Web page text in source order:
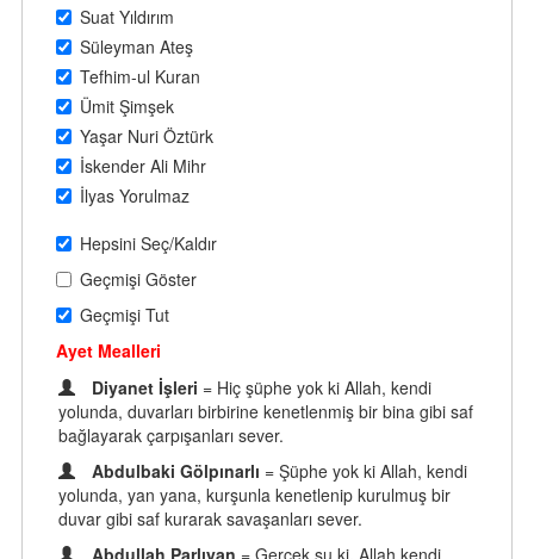
Suat Yıldırım
Süleyman Ateş
Tefhim-ul Kuran
Ümit Şimşek
Yaşar Nuri Öztürk
İskender Ali Mihr
İlyas Yorulmaz
Hepsini Seç/Kaldır
Geçmişi Göster
Geçmişi Tut
Ayet Mealleri
Diyanet İşleri = Hiç şüphe yok ki Allah, kendi
yolunda, duvarları birbirine kenetlenmiş bir bina gibi saf
bağlayarak çarpışanları sever.
Abdulbaki Gölpınarlı = Şüphe yok ki Allah, kendi
yolunda, yan yana, kurşunla kenetlenip kurulmuş bir
duvar gibi saf kurarak savaşanları sever.
Abdullah Parlıyan = Gerçek şu ki, Allah kendi